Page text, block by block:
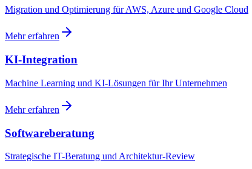
Migration und Optimierung für AWS, Azure und Google Cloud
Mehr erfahren
KI-Integration
Machine Learning und KI-Lösungen für Ihr Unternehmen
Mehr erfahren
Softwareberatung
Strategische IT-Beratung und Architektur-Review